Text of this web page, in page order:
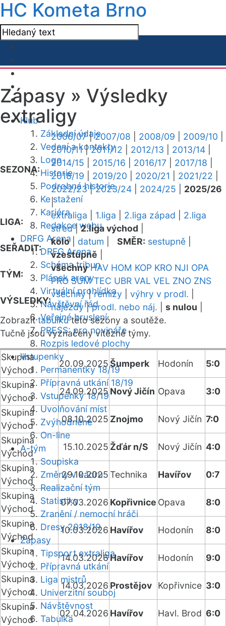
HC Kometa Brno
Klub
Základní údaje
Vedení a kontakty
Logo
Historie
Podrobná historie
Ke stažení
Kariéra
Redakce webu
DRFG Arena
DRFG Arena
Schéma tribun
Plánek areny
Virtuální prohlídka
Návštěvní řád
Veřejné bruslení
PRESS: pro novináře
Rozpis ledové plochy
Vstupenky
Permanentky 18/19
Přípravná utkání 18/19
Vstupenky 18/19
Uvolňování míst
Zvýhodněné
On-line
A-tým
Soupiska
Změny v kádru
Realizační tým
Statistiky
Zranění / nemocní hráči
Dresy 2018/19
Zápasy
Tipsport extraliga
Přípravná utkání
Liga mistrů
Univerzitní souboj
Návštěvnost
Tabulka
Zápasy » Výsledky
extraligy
SEZONA:
2006/07|2007/08 2008/09 2009/10
2010/11|2011/12 2012/13 2013/14
2014/15
2015/16 2016/17 2017/18
2018/19
2019/20 2020/21 2021/22
2022/23|2023/24 2024/25
2025/26
|
LIGA:
extraliga 1.liga 2.liga západ
2.liga
střed|2.liga východ
SEŘADIT:
kolo| datum SMĚR: sestupně
vzestupně
TÝM:
všechny HAV HOM KOP KRO NJI OPA
PRO SUM TEC UBR VAL VEL ZNO ZNS
VÝSLEDKY:
všechny|remízy výhry v prodl.
nájezdy|prodl. nebo náj. s nulou
Zobrazittabulkutéto sezóny a soutěže.
Tučně jsou vyznačeny vítězné týmy.
Skupina
Východ
20.09.2025Šumperk Hodonín
5:0
Skupina
Východ
24.09.2025 Nový Jičín Opava
3:0
Skupina
Východ
08.10.2025 Znojmo Nový Jičín 7:0
Skupina
Východ
15.10.2025 Žďár n/S Nový Jičín 4:0
Skupina
Východ
29.10.2025Technika Havířov
0:7
Skupina
Východ
07.03.2026 Kopřivnice Opava
8:0
Skupina
Východ
10.03.2026 Havířov Hodonín
8:0
Skupina
Východ
14.03.2026Havířov Hodonín
9:0
Skupina
Východ
14.03.2026 Prostějov Kopřivnice 3:0
Skupina
Východ
02.04.2026 Havířov Havl. Brod 6:0